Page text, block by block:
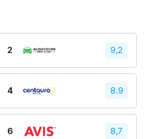
2 9,2
4 8.9
6 8,7